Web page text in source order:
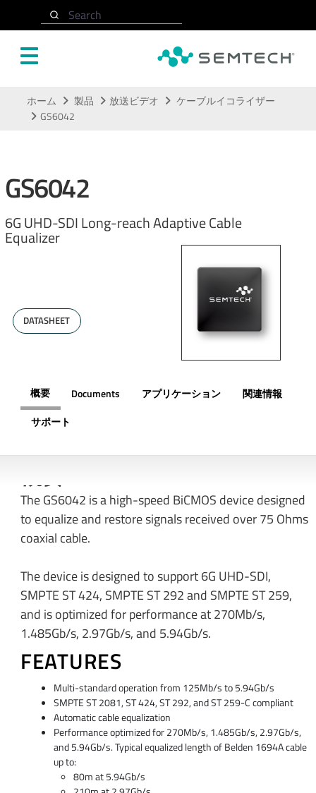
Search
ホーム 製品 放送ビデオ
ケーブルイコライザー
GS6042
GS6042
6G UHD-SDI Long-reach Adaptive Cable
Equalizer
DATASHEET
概要 Documents アプリケーション
関連情報
サポート
The GS6042 is a high-speed BiCMOS device designed
to equalize and restore signals received over 75 Ohms
coaxial cable.
The device is designed to support 6G UHD-SDI,
SMPTE ST 424, SMPTE ST 292 and SMPTE ST 259,
and is optimized for performance at 270Mb/s,
1.485Gb/s, 2.97Gb/s, and 5.94Gb/s.
FEATURES
Multi-standard operation from 125Mb/s to 5.94Gb/s
SMPTE ST 2081, ST 424, ST 292, and ST 259-C compliant
Automatic cable equalization
Performance optimized for 270Mb/s, 1.485Gb/s, 2.97Gb/s,
and 5.94Gb/s. Typical equalized length of Belden 1694A cable
up to:
80m at 5.94Gb/s